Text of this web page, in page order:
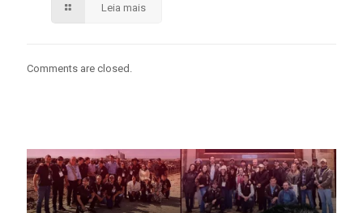
Leia mais
Comments are closed.